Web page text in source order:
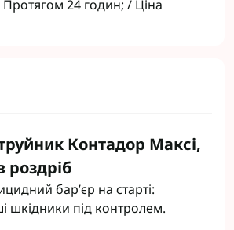
Протягом 24 годин; / Ціна
Контадор Максі,
роздріб
бар’єр на старті:
шкідники під контролем.